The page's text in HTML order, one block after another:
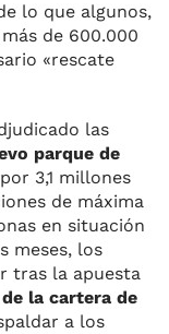
lo que algunos,
de 600.000
«rescate
las
parque de
3,1 millones
de máxima
en situación
meses, los
tras la apuesta
la cartera de
a los